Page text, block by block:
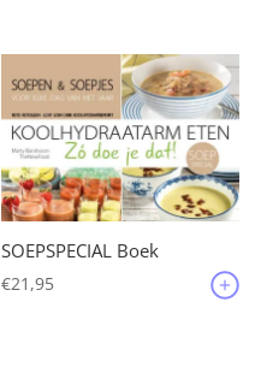
SOEPSPECIAL Boek
€21,95